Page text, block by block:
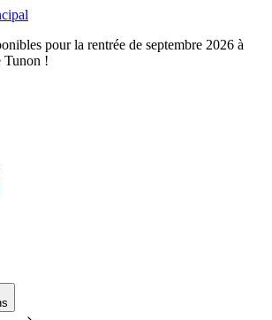
pour la rentrée de septembre 2026 à
Tunon !